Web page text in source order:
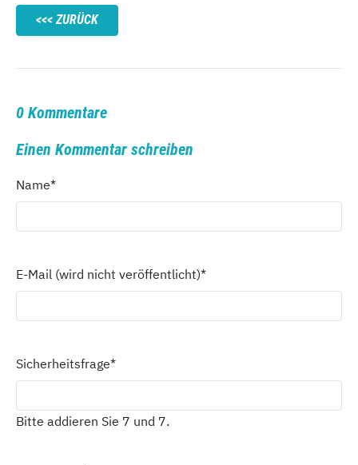
ZURÜCK
0 Kommentare
Einen Kommentar schreiben
Name*
E-Mail (wird nicht veröffentlicht)*
Sicherheitsfrage*
Bitte addieren Sie 7 und 7.